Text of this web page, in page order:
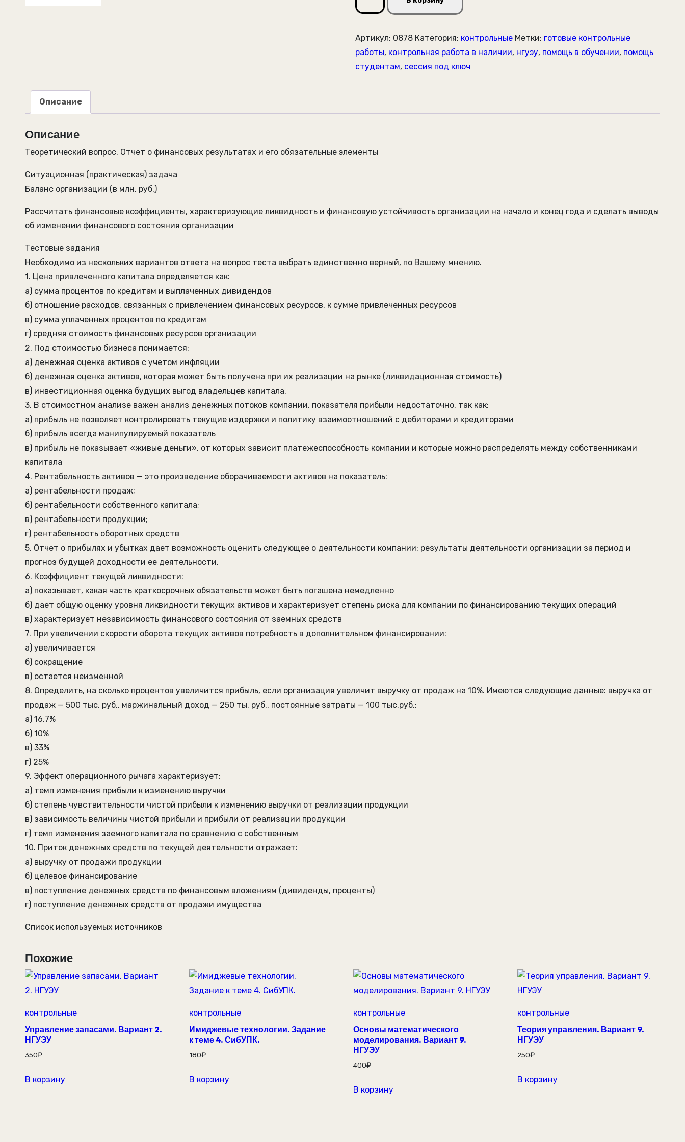
товара
финансы.
Вариант
1.
Артикул: 0878 Категория: контрольные Метки: готовые контрольные
работы, контрольная работа в наличии, нгуэу, помощь в обучении, помощь
студентам, сессия под ключ
Описание
Описание
Теоретический вопрос. Отчет о финансовых результатах и его обязательные элементы
Ситуационная (практическая) задача
Баланс организации (в млн. руб.)
Рассчитать финансовые коэффициенты, характеризующие ликвидность и финансовую устойчивость организации на начало и конец года и сделать выводы
об изменении финансового состояния организации
Тестовые задания
Необходимо из нескольких вариантов ответа на вопрос теста выбрать единственно верный, по Вашему мнению.
1. Цена привлеченного капитала определяется как:
а) сумма процентов по кредитам и выплаченных дивидендов
б) отношение расходов, связанных с привлечением финансовых ресурсов, к сумме привлеченных ресурсов
в) сумма уплаченных процентов по кредитам
г) средняя стоимость финансовых ресурсов организации
2. Под стоимостью бизнеса понимается:
а) денежная оценка активов с учетом инфляции
б) денежная оценка активов, которая может быть получена при их реализации на рынке (ликвидационная стоимость)
в) инвестиционная оценка будущих выгод владельцев капитала.
3. В стоимостном анализе важен анализ денежных потоков компании, показателя прибыли недостаточно, так как:
а) прибыль не позволяет контролировать текущие издержки и политику взаимоотношений с дебиторами и кредиторами
б) прибыль всегда манипулируемый показатель
в) прибыль не показывает «живые деньги», от которых зависит платежеспособность компании и которые можно распределять между собственниками
капитала
4. Рентабельность активов — это произведение оборачиваемости активов на показатель:
а) рентабельности продаж;
б) рентабельности собственного капитала;
в) рентабельности продукции;
г) рентабельность оборотных средств
5. Отчет о прибылях и убытках дает возможность оценить следующее о деятельности компании: результаты деятельности организации за период и
прогноз будущей доходности ее деятельности.
6. Коэффициент текущей ликвидности:
а) показывает, какая часть краткосрочных обязательств может быть погашена немедленно
б) дает общую оценку уровня ликвидности текущих активов и характеризует степень риска для компании по финансированию текущих операций
в) характеризует независимость финансового состояния от заемных средств
7. При увеличении скорости оборота текущих активов потребность в дополнительном финансировании:
а) увеличивается
б) сокращение
в) остается неизменной
8. Определить, на сколько процентов увеличится прибыль, если организация увеличит выручку от продаж на 10%. Имеются следующие данные: выручка от
продаж — 500 тыс. руб., маржинальный доход — 250 ты. руб., постоянные затраты — 100 тыс.руб.:
а) 16,7%
б) 10%
в) 33%
г) 25%
9. Эффект операционного рычага характеризует:
а) темп изменения прибыли к изменению выручки
б) степень чувствительности чистой прибыли к изменению выручки от реализации продукции
в) зависимость величины чистой прибыли и прибыли от реализации продукции
г) темп изменения заемного капитала по сравнению с собственным
10. Приток денежных средств по текущей деятельности отражает:
а) выручку от продажи продукции
б) целевое финансирование
в) поступление денежных средств по финансовым вложениям (дивиденды, проценты)
г) поступление денежных средств от продажи имущества
Список используемых источников
Похожие
контрольные
Управление запасами. Вариант 2.
НГУЭУ
350₽
В корзину
контрольные
Имиджевые технологии. Задание
к теме 4. СибУПК.
180₽
В корзину
контрольные
Основы математического
моделирования. Вариант 9.
НГУЭУ
400₽
В корзину
контрольные
Теория управления. Вариант 9.
НГУЭУ
250₽
В корзину